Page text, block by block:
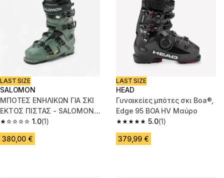
LAST SIZE
SALOMON
ΜΠΟΤΕΣ ΕΝΗΛΙΚΩΝ ΓΙΑ ΣΚΙ
ΕΚΤΟΣ ΠΙΣΤΑΣ - SALOMON
SHIFT PRO 100
1.0
1.0 out of 5 stars from 1 reviews
(1)
380,00 €
LAST SIZE
HEAD
Γυναικείες μπότες σκι Boa®,
Edge 95 BOA HV Μαύρο
5.0
5.0 out of 5 stars from 1
(1)
379,99 €